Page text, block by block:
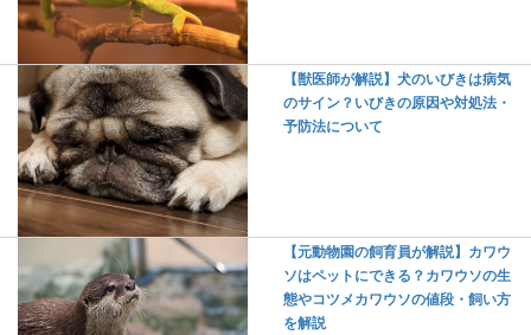
【獣医師が解説】犬のいびきは病気
のサイン？いびきの原因や対処法・
予防法について
【元動物園の飼育員が解説】カワウ
ソはペットにできる？カワウソの生
態やコツメカワウソの値段・飼い方
を解説